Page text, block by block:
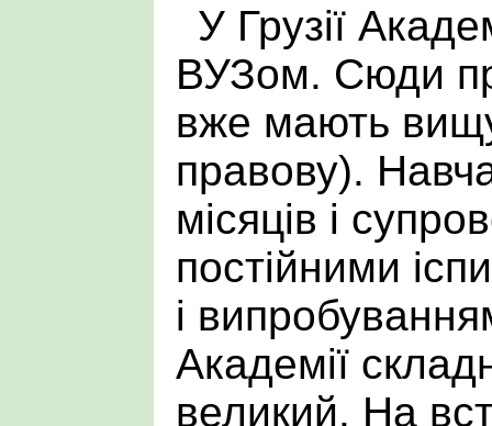
У Грузії
ВУЗом. Сюди
вже мають
правову).
місяців і
постійними
і
Академії
великий. На